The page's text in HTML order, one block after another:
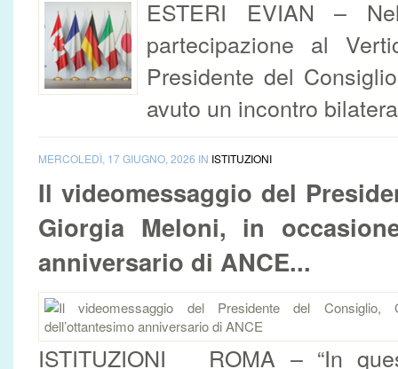
ESTERI EVIAN –
partecipazione al
Presidente del
avuto un incontro
MERCOLEDÌ, 17 GIUGNO, 2026 IN ISTITUZIONI
Il videomessaggio del
Giorgia Meloni, in
anniversario di ANCE...
ISTITUZIONI ROMA – “In